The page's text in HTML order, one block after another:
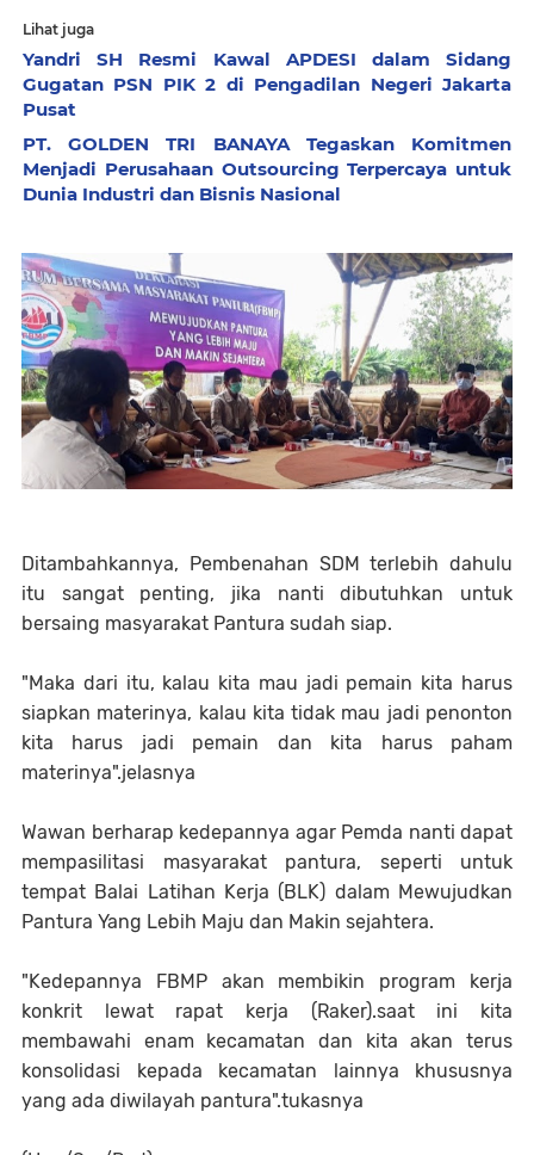
Lihat juga
Yandri SH Resmi Kawal APDESI dalam Sidang
Gugatan PSN PIK 2 di Pengadilan Negeri Jakarta
Pusat
PT. GOLDEN TRI BANAYA Tegaskan Komitmen
Menjadi Perusahaan Outsourcing Terpercaya untuk
Dunia Industri dan Bisnis Nasional
Ditambahkannya, Pembenahan SDM terlebih dahulu
itu sangat penting, jika nanti dibutuhkan untuk
bersaing masyarakat Pantura sudah siap.
"Maka dari itu, kalau kita mau jadi pemain kita harus
siapkan materinya, kalau kita tidak mau jadi penonton
kita harus jadi pemain dan kita harus paham
materinya".jelasnya
Wawan berharap kedepannya agar Pemda nanti dapat
mempasilitasi masyarakat pantura, seperti untuk
tempat Balai Latihan Kerja (BLK) dalam Mewujudkan
Pantura Yang Lebih Maju dan Makin sejahtera.
"Kedepannya FBMP akan membikin program kerja
konkrit lewat rapat kerja (Raker).saat ini kita
membawahi enam kecamatan dan kita akan terus
konsolidasi kepada kecamatan lainnya khususnya
yang ada diwilayah pantura".tukasnya